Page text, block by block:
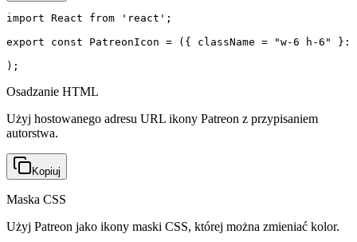
import React from 'react';
export const PatreonIcon = ({ className = "w-6 h-6"
);
Osadzanie HTML
Użyj hostowanego adresu URL ikony Patreon z przypisaniem
autorstwa.
Kopiuj
Maska CSS
Użyj Patreon jako ikony maski CSS, której można zmieniać kolor.